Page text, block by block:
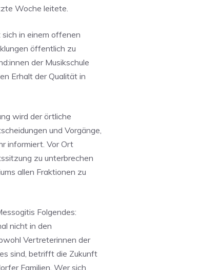
Woche leitete.
in einem offenen
öffentlich zu
der Musikschule
Erhalt der Qualität in
wird der örtliche
und Vorgänge,
informiert. Vor Ort
zu unterbrechen
allen Fraktionen zu
Folgendes:
nicht in den
Vertreterinnen der
sind, betrifft die Zukunft
Familien. Wer sich